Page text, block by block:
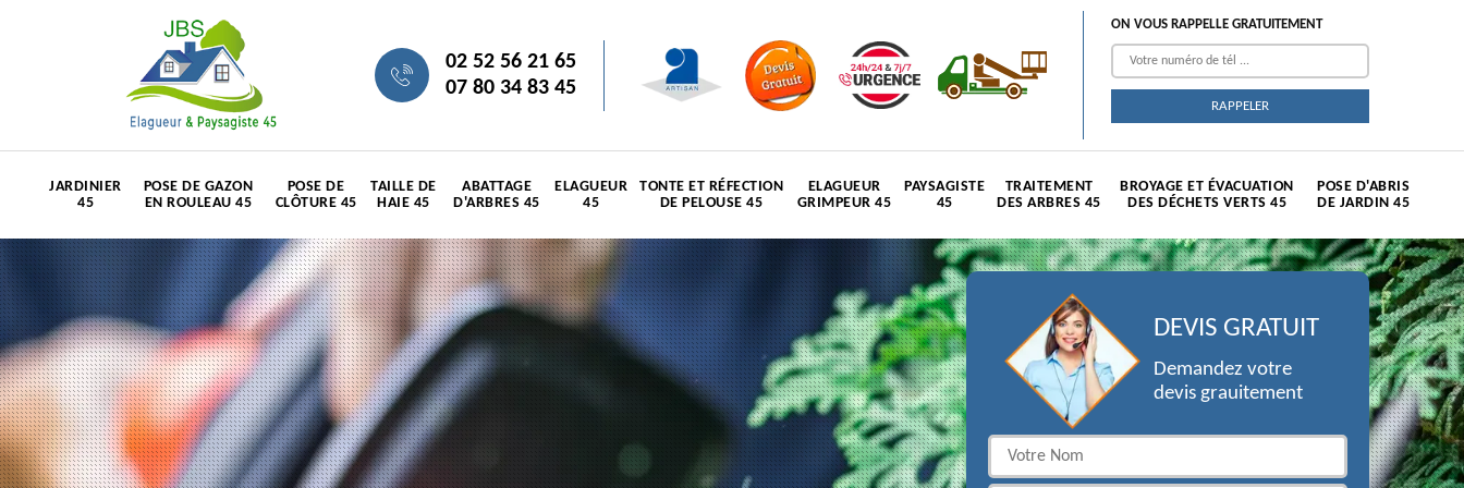
02 52 56 21 65
07 80 34 83 45
ON VOUS RAPPELLE GRATUITEMENT
JARDINIER
45
POSE DE GAZON
EN ROULEAU 45
POSE DE
CLÔTURE 45
TAILLE DE
HAIE 45
ABATTAGE
D'ARBRES 45
ELAGUEUR
45
TONTE ET RÉFECTION
DE PELOUSE 45
ELAGUEUR
GRIMPEUR 45
PAYSAGISTE
45
TRAITEMENT
DES ARBRES 45
BROYAGE ET ÉVACUATION
DES DÉCHETS VERTS 45
POSE D'ABRIS
DE JARDIN 45
DEVIS GRATUIT
Demandez votre
devis grauitement